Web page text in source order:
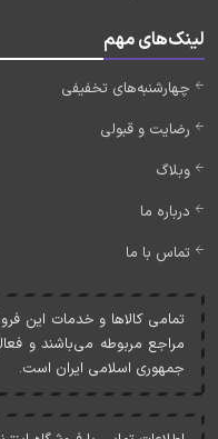
لینک‌های مهم
چهارشنبه‌های تخفیفی
رضایت و قبولی
وبلاگ
درباره ما
تماس با ما
تمامی کالاها و خدمات اين
مراجع مربوطه می‌باشند و
جمهوری اسلامی ايران است.